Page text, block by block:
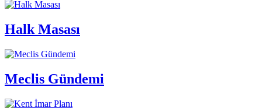
Halk Masası
Meclis Gündemi